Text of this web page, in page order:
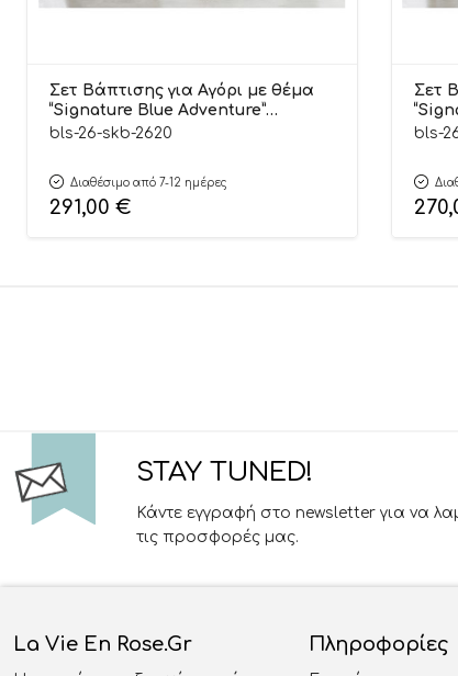
Σετ Βάπτισης για Αγόρι με θέμα
“Signature Blue Adventure”
ΣΚΒ-2620, Bellissimo
bls-26-skb-2620
Διαθέσιμο από 7-12 ημέρες
291,00 €
Σετ
bls-
STAY TUNED!
Κάντε εγγραφή στο newsletter για να
τις προσφορές μας.
La Vie En Rose.gr Πληροφορίες